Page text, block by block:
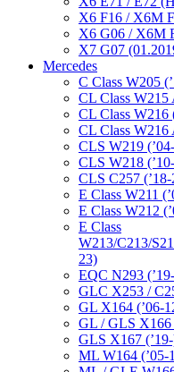
X6 F16 / X6M
X6 G06 / X6M
X7 G07
Mercedes
C Class W205
CL Class
CL Class W216
CL Class W216
CLS W219
CLS W218
CLS C257
E Class W211
E Class W212
E Class
W213/C213/
23)
EQC N293
GLC X253 /
GL X164 (’06-
GL / GLS X166
GLS X167
ML W164 (’05-